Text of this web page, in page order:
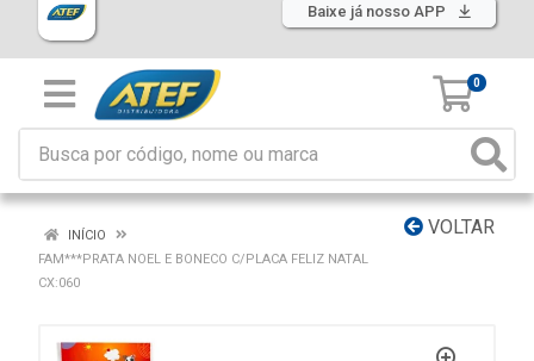
Baixe já nosso APP
0
VOLTAR
INÍCIO
FAM***PRATA NOEL E BONECO C/PLACA FELIZ NATAL
CX:060